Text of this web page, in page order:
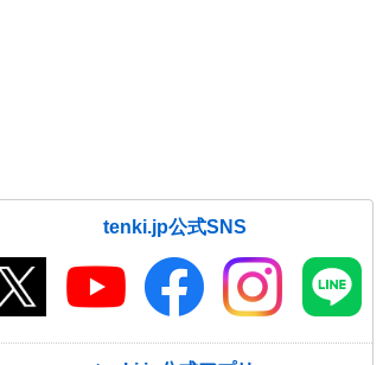
tenki.jp公式SNS